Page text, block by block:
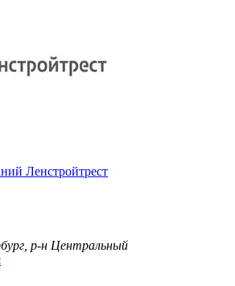
Ленстройтрест
р-н Центральный